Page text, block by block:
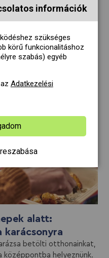
és sikerei
gyakran szembesülünk a
alatt:
karácsonyra
betölti otthonainkat,
helyeznünk.
információk
szükséges
körű funkcionalitáshoz
szabás) egyéb
Adatkezelési